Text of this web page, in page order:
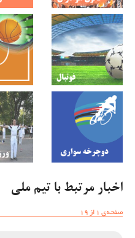
اخبار مرتبط با تیم ملی
صفحه‌ی 1 از 19